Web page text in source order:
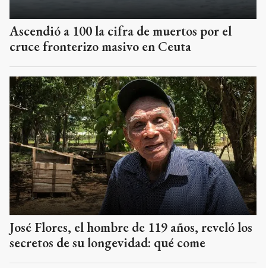
Ascendió a 100 la cifra de muertos por el
cruce fronterizo masivo en Ceuta
José Flores, el hombre de 119 años, reveló los
secretos de su longevidad: qué come